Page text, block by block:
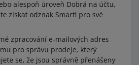
23,19 Kč
54,99 Kč
vybavení > Vzduchovky >
vybavení > Vzduchovky >
alespoň úroveň Dobrá na účtu,
získat odznak Smart! pro své
zpracování e-mailových adres
pro správu prodeje, který
se, že jsou správně přenášeny